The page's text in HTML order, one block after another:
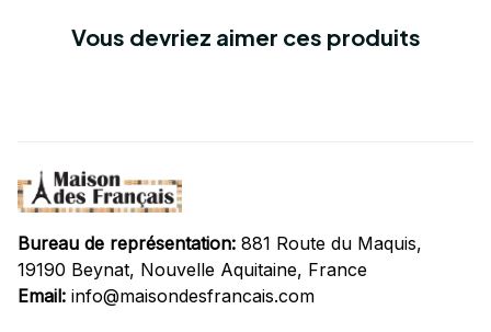
Vous devriez aimer ces produits
Bureau de représentation: 881 Route du Maquis,
19190 Beynat, Nouvelle Aquitaine, France
Email: info@maisondesfrancais.com